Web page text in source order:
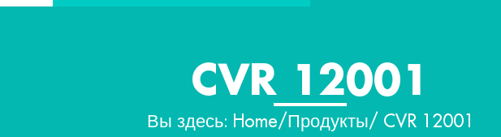
CVR 12001
Вы здесь: Home/ Продукты/ CVR 12001